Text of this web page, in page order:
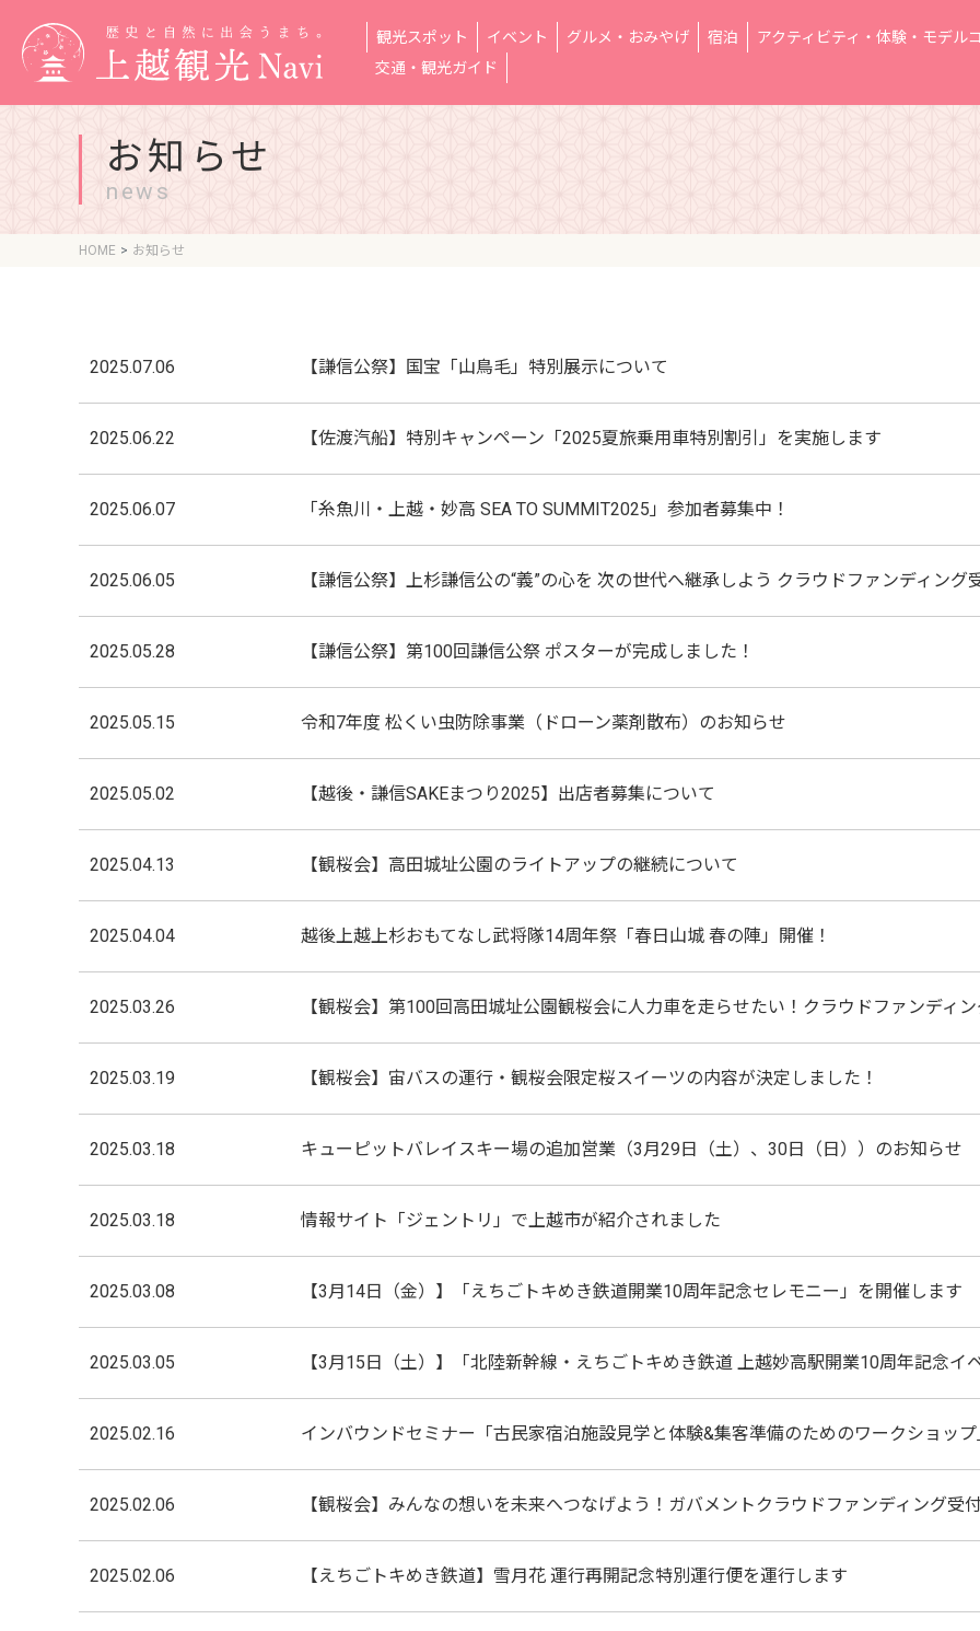
観光スポット イベント グルメ・おみやげ 宿泊
アクティビティ・体験・モデル
交通・観光ガイド
お知らせ
news
HOME お知らせ
2025.07.06 【謙信公祭】国宝「山鳥毛」特別展示について
2025.06.22 【佐渡汽船】特別キャンペーン「2025夏旅乗用車特別割引」を実施します
2025.06.07 「糸魚川・上越・妙高 SEA TO SUMMIT2025」参加者募集中！
2025.06.05 【謙信公祭】上杉謙信公の“義”の心を 次の世代へ継承しよう クラウドファンディング
2025.05.28 【謙信公祭】第100回謙信公祭 ポスターが完成しました！
2025.05.15 令和7年度 松くい虫防除事業（ドローン薬剤散布）のお知らせ
2025.05.02 【越後・謙信SAKEまつり2025】出店者募集について
2025.04.13 【観桜会】高田城址公園のライトアップの継続について
2025.04.04 越後上越上杉おもてなし武将隊14周年祭「春日山城 春の陣」開催！
2025.03.26 【観桜会】第100回高田城址公園観桜会に人力車を走らせたい！クラウドファンディ
2025.03.19 【観桜会】宙バスの運行・観桜会限定桜スイーツの内容が決定しました！
2025.03.18 キューピットバレイスキー場の追加営業（3月29日（土）、30日（日））のお知らせ
2025.03.18 情報サイト「ジェントリ」で上越市が紹介されました
2025.03.08 【3月14日（金）】「えちごトキめき鉄道開業10周年記念セレモニー」を開催します
2025.03.05 【3月15日（土）】「北陸新幹線・えちごトキめき鉄道 上越妙高駅開業10周年記念イ
2025.02.16 インバウンドセミナー「古民家宿泊施設見学と体験&集客準備のためのワークショッ
2025.02.06 【観桜会】みんなの想いを未来へつなげよう！ガバメントクラウドファンディング受
2025.02.06 【えちごトキめき鉄道】雪月花 運行再開記念特別運行便を運行します